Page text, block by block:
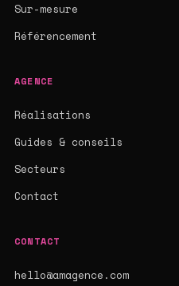
Sur-mesure
Référencement
AGENCE
Réalisations
Guides & conseils
Secteurs
Contact
CONTACT
hello@amagence.com